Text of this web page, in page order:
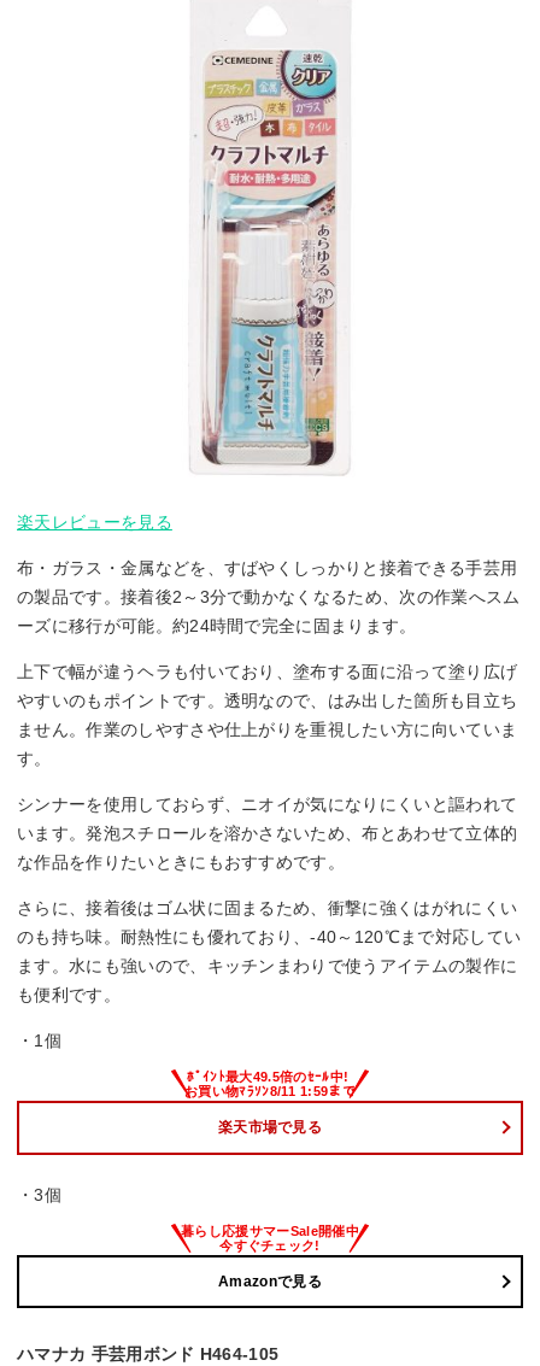
楽天レビューを見る
布・ガラス・金属などを、すばやくしっかりと接着できる手芸用
の製品です。接着後2～3分で動かなくなるため、次の作業へスム
ーズに移行が可能。約24時間で完全に固まります。
上下で幅が違うヘラも付いており、塗布する面に沿って塗り広げ
やすいのもポイントです。透明なので、はみ出した箇所も目立ち
ません。作業のしやすさや仕上がりを重視したい方に向いていま
す。
シンナーを使用しておらず、ニオイが気になりにくいと謳われて
います。発泡スチロールを溶かさないため、布とあわせて立体的
な作品を作りたいときにもおすすめです。
さらに、接着後はゴム状に固まるため、衝撃に強くはがれにくい
のも持ち味。耐熱性にも優れており、-40～120℃まで対応してい
ます。水にも強いので、キッチンまわりで使うアイテムの製作に
も便利です。
・1個
楽天市場で見る
・3個
Amazonで見る
ハマナカ 手芸用ボンド H464-105